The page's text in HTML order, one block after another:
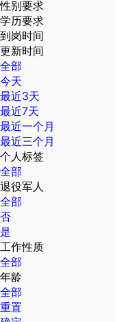
性别要求
学历要求
到岗时间
更新时间
全部
今天
最近3天
最近7天
最近一个月
最近三个月
个人标签
全部
退役军人
全部
否
是
工作性质
全部
年龄
全部
重置